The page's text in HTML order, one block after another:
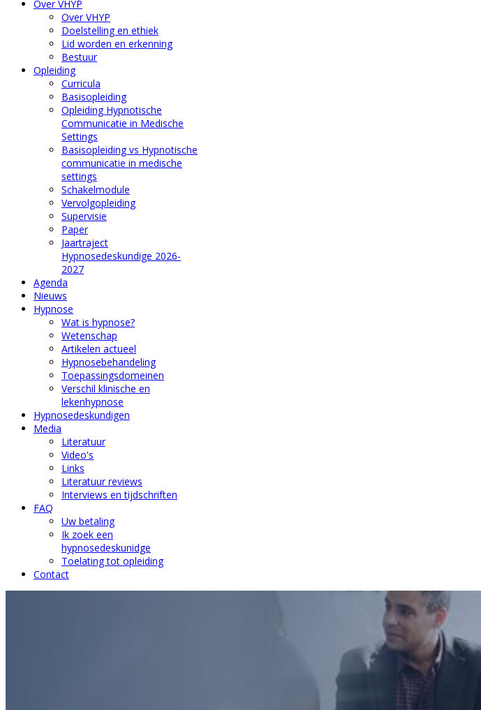
Over VHYP
Over VHYP
Doelstelling en ethiek
Lid worden en erkenning
Bestuur
Opleiding
Curricula
Basisopleiding
Opleiding Hypnotische
Communicatie in Medische
Settings
Basisopleiding vs Hypnotische
communicatie in medische
settings
Schakelmodule
Vervolgopleiding
Supervisie
Paper
Jaartraject
Hypnosedeskundige 2026-
2027
Agenda
Nieuws
Hypnose
Wat is hypnose?
Wetenschap
Artikelen actueel
Hypnosebehandeling
Toepassingsdomeinen
Verschil klinische en
lekenhypnose
Hypnosedeskundigen
Media
Literatuur
Video's
Links
Literatuur reviews
Interviews en tijdschriften
FAQ
Uw betaling
Ik zoek een
hypnosedeskunidge
Toelating tot opleiding
Contact